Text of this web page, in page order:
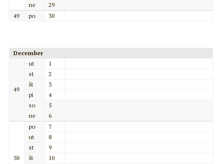
ne
29
49
po 30
December
49
ut
1
st
2
št
3
pi
4
so
5
ne
6
50
po
7
ut
8
st
9
št
10